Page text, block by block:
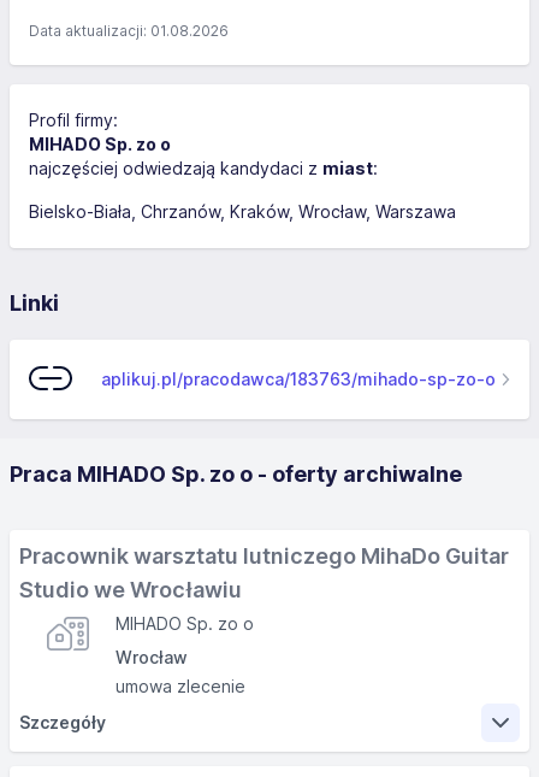
Data aktualizacji: 01.08.2026
Profil firmy:
MIHADO Sp. zo o
najczęściej odwiedzają kandydaci z miast:
Bielsko-Biała Chrzanów Kraków Wrocław Warszawa
Linki
aplikuj.pl/pracodawca/183763/mihado-sp-zo-o
Praca MIHADO Sp. zo o - oferty archiwalne
Pracownik warsztatu lutniczego MihaDo Guitar
Studio we Wrocławiu
MIHADO Sp. zo o
Wrocław
umowa zlecenie
Szczegóły